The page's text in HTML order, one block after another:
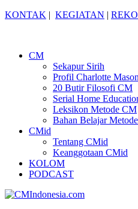
KONTAK | KEGIATAN |
CM
Sekapur Sirih
Profil Charlotte Mason
20 Butir Filosofi CM
Serial Home
Leksikon Metode CM
Bahan Belajar
CMid
Tentang CMid
Keanggotaan CMid
KOLOM
PODCAST